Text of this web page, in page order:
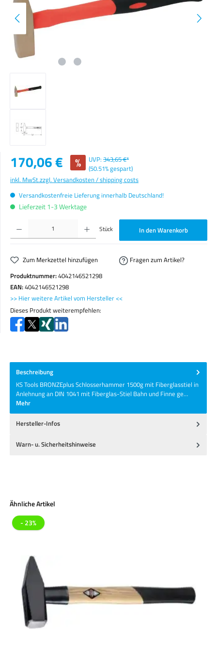
Verkaufspreis:
170,06 € % UVP: 343,65 €*
(50.51% gespart)
inkl. MwSt.zzgl. Versandkosten / shipping costs
Versandkostenfreie Lieferung innerhalb Deutschland!
Lieferzeit 1-3 Werktage
Produkt Anzahl: Gib den gewünschten Wert ein oder benutze die Schaltflächen um die Anzahl zu
Stück In den Warenkorb
Zum Merkzettel hinzufügen
Fragen zum Artikel?
Produktnummer:4042146521298
EAN:4042146521298
>> Hier weitere Artikel vom Hersteller <<
Dieses Produkt weiterempfehlen:
Beschreibung
KS Tools BRONZEplus Schlosserhammer 1500g mit Fiberglasstiel in
Anlehnung an DIN 1041 mit Fiberglas-Stiel Bahn und Finne ge…
Mehr
Hersteller-Infos
Warn- u. Sicherheitshinweise
Produktgalerie überspringen
Ähnliche Artikel
- 23%